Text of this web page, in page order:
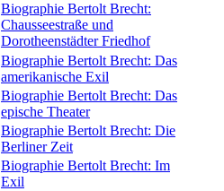
Biographie Bertolt Brecht:
Chausseestraße und
Dorotheenstädter Friedhof
Biographie Bertolt Brecht: Das
amerikanische Exil
Biographie Bertolt Brecht: Das
epische Theater
Biographie Bertolt Brecht: Die
Berliner Zeit
Biographie Bertolt Brecht: Im
Exil